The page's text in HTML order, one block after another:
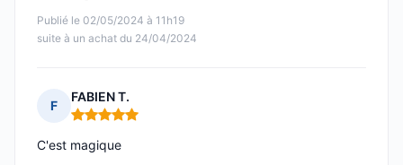
Publié le 02/05/2024 à 11h19
suite à un achat du 24/04/2024
F
FABIEN T.
Note : 5 sur 5
C'est magique